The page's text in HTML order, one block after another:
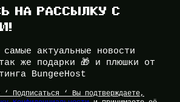
НА РАССЫЛКУ С
самые актуальные новости
же подарки 🎁 и плюшки от
BungeeHost
‘ Подписаться ‘ Вы подтверждаете,